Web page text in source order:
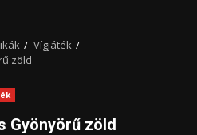
Vígjáték
zöld
Gyönyörű zöld